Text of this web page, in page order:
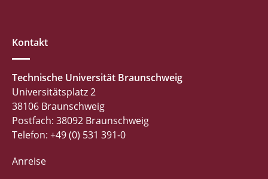
Kontakt
Technische Universität Braunschweig
Universitätsplatz 2
38106 Braunschweig
Postfach: 38092 Braunschweig
Telefon: +49 (0) 531 391-0
Anreise